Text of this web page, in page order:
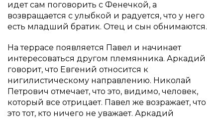
идет сам поговорить с Фенечкой, а
возвращается с улыбкой и радуется, что у него
есть младший братик. Отец и сын обнимаются.
На террасе появляется Павел и начинает
интересоваться другом племянника. Аркадий
говорит, что Евгений относится к
нигилистическому направлению. Николай
Петрович отмечает, что это, видимо, человек,
который все отрицает. Павел же возражает, что
это тот, кто ничего не уважает. Аркадий